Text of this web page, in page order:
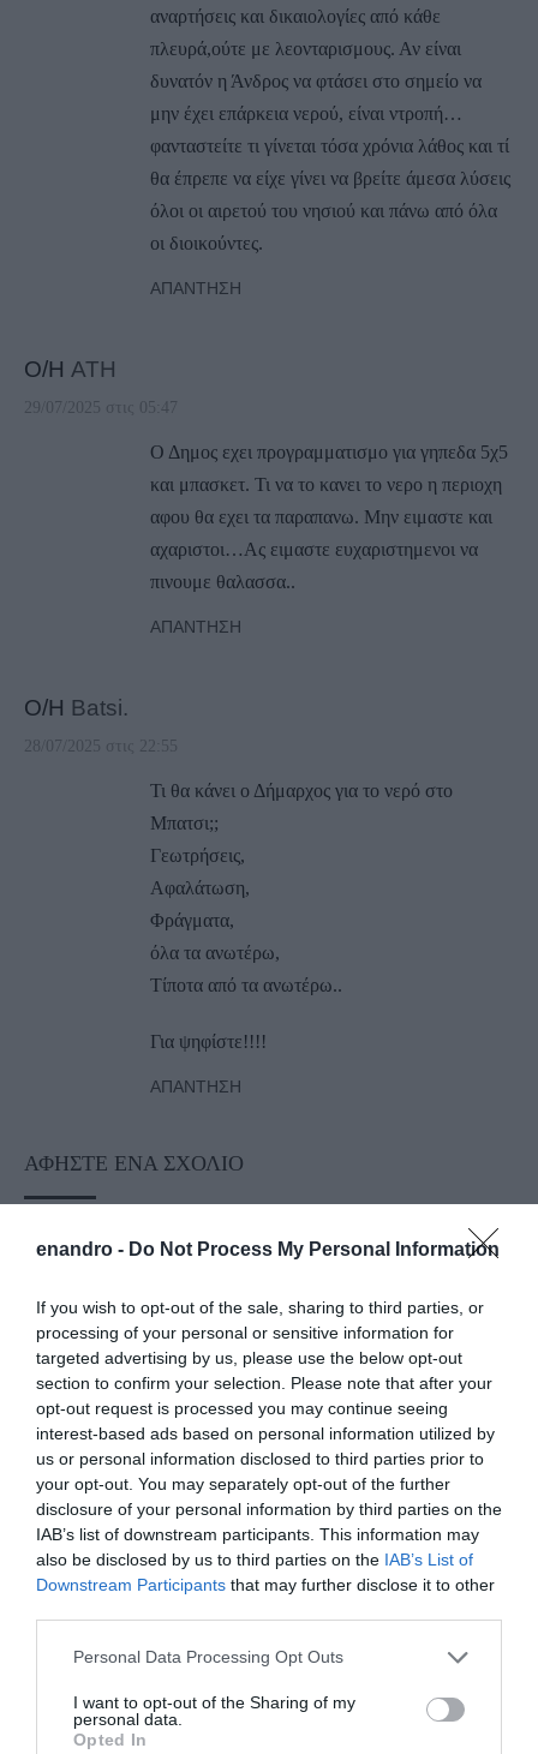
enandro - Do Not Process My Personal Information
If you wish to opt-out of the sale, sharing to third parties, or
processing of your personal or sensitive information for
targeted advertising by us, please use the below opt-out
section to confirm your selection. Please note that after your
opt-out request is processed you may continue seeing
interest-based ads based on personal information utilized by
us or personal information disclosed to third parties prior to
your opt-out. You may separately opt-out of the further
disclosure of your personal information by third parties on the
IAB’s list of downstream participants. This information may
also be disclosed by us to third parties on the IAB’s List of
Downstream Participants that may further disclose it to other
Please note that this website/app uses one or more Google
not limited to your visit or usage behaviour. You may click to
grant or deny consent to Google and its third-party tags to
Personal Data Processing Opt Outs
I want to opt-out of the Sharing of my
personal data.
Opted In
αναρτήσεις και δικαιολογίες από κάθε
πλευρά,ούτε με λεονταρισμους. Αν είναι
δυνατόν η Άνδρος να φτάσει στο σημείο να
μην έχει επάρκεια νερού, είναι ντροπή…
φανταστείτε τι γίνεται τόσα χρόνια λάθος και τί
θα έπρεπε να είχε γίνει να βρείτε άμεσα λύσεις
όλοι οι αιρετού του νησιού και πάνω από όλα
οι διοικούντες.
ΑΠΆΝΤΗΣΗ
Ο/Η ATH
29/07/2025 στις 05:47
Ο Δημος εχει προγραμματισμο για γηπεδα 5χ5
και μπασκετ. Τι να το κανει το νερο η περιοχη
αφου θα εχει τα παραπανω. Μην ειμαστε και
αχαριστοι…Ας ειμαστε ευχαριστημενοι να
πινουμε θαλασσα..
ΑΠΆΝΤΗΣΗ
Ο/Η Batsi.
28/07/2025 στις 22:55
Τι θα κάνει ο Δήμαρχος για το νερό στο
Μπατσι;;
Γεωτρήσεις,
Αφαλάτωση,
Φράγματα,
όλα τα ανωτέρω,
Τίποτα από τα ανωτέρω..
Για ψηφίστε!!!!
ΑΠΆΝΤΗΣΗ
ΑΦΉΣΤΕ ΈΝΑ ΣΧΌΛΙΟ
Η ηλ. διεύθυνση σας δεν δημοσιεύεται. Τα υποχρεωτικά πεδία
Αποθήκευσε το όνομά μου, email, και τον ιστότοπο μου σε